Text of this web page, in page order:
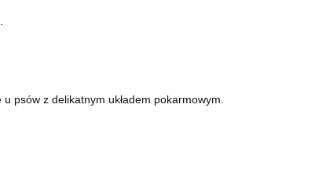
psów z delikatnym układem pokarmowym.